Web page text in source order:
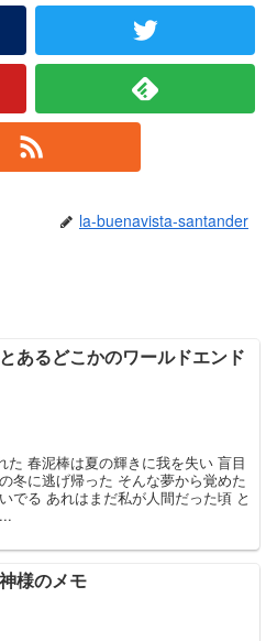
la-buenavista-santander
あるどこかのワールドエンド
た 春泥棒は夏の輝きに我を失い 盲目
冬に逃げ帰った そんな夢から覚めた
でる あれはまだ私が人間だった頃 と
様のメモ